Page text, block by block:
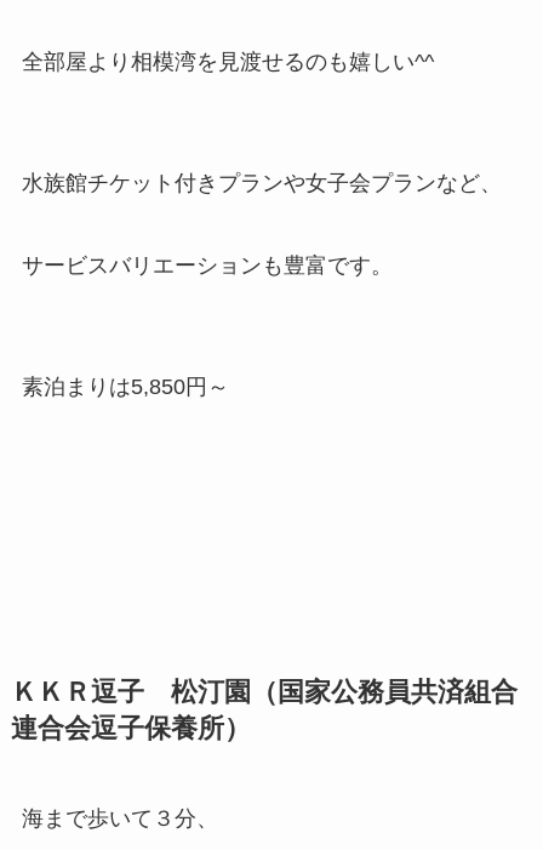
全部屋より相模湾を見渡せるのも嬉しい^^
水族館チケット付きプランや女子会プランなど、
サービスバリエーションも豊富です。
素泊まりは5,850円～
ＫＫＲ逗子 松汀園（国家公務員共済組合
連合会逗子保養所）
海まで歩いて３分、